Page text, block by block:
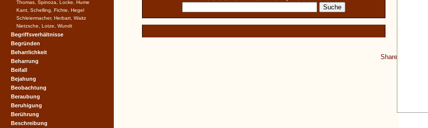
Share
Thomas, Spinoza, Locke, Hume
Kant, Schelling, Fichte, Hegel
Schleiermacher, Herbart, Waitz
Nietzsche, Lotze, Wundt
Begriffsverhältnisse
Begründen
Beharrlichkeit
Beharrung
Beifall
Bejahung
Beobachtung
Beraubung
Beruhigung
Berührung
Beschreibung